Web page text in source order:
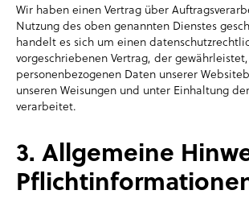
Wir haben einen Vertrag über
Nutzung des oben genannten Dienstes
handelt es sich um einen
vorgeschriebenen Vertrag, der
personenbezogenen Daten unserer
unseren Weisungen und unter Einhaltung
verarbeitet.
3. Allgemeine